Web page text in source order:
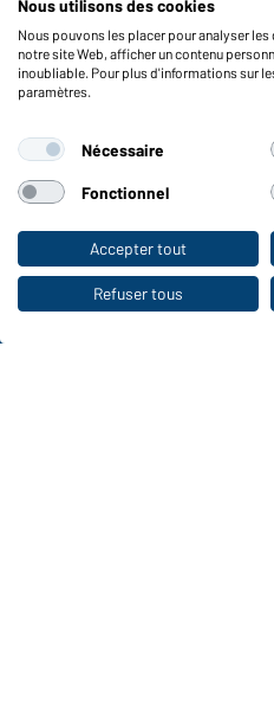
Vers la boutique
Vérifier le stock
Reporting system according to
Fonctions et entretien
Conseils d'entretien
Tailles
Couleurs
WORKWEAR
Le choix idéal pour les
Nous utilisons des cookies
Nous pouvons les placer pour analyser
notre site Web, afficher un contenu
inoubliable. Pour plus d'informations sur
paramètres.
Nécessaire
Fonctionnel
Accepter tout
Refuser tous